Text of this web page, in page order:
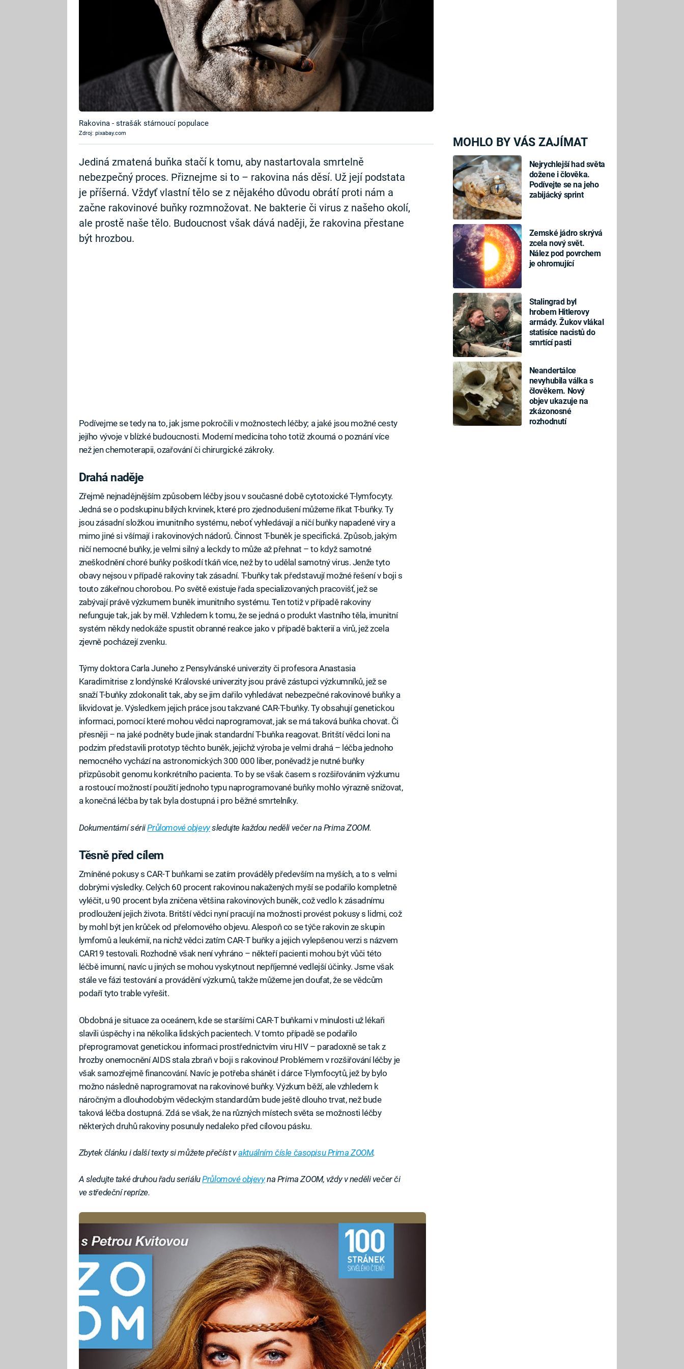
MOHLO BY VÁS ZAJÍMAT
Nejrychlejší had světa
dožene i člověka.
Podívejte se na jeho
zabijácký sprint
Zemské jádro skrývá
zcela nový svět.
Nález pod povrchem
je ohromující
Stalingrad byl
hrobem Hitlerovy
armády. Žukov vlákal
statisíce nacistů do
smrtící pasti
Neandertálce
nevyhubila válka s
člověkem. Nový
objev ukazuje na
zkázonosné
rozhodnutí
Rakovina - strašák stárnoucí populace
Zdroj: pixabay.com
Jediná zmatená buňka stačí k tomu, aby nastartovala smrtelně
nebezpečný proces. Přiznejme si to – rakovina nás děsí. Už její podstata
je příšerná. Vždyť vlastní tělo se z nějakého důvodu obrátí proti nám a
začne rakovinové buňky rozmnožovat. Ne bakterie či virus z našeho okolí,
ale prostě naše tělo. Budoucnost však dává naději, že rakovina přestane
být hrozbou.
Podívejme se tedy na to, jak jsme pokročili v možnostech léčby; a jaké jsou možné cesty
jejího vývoje v blízké budoucnosti. Moderní medicína toho totiž zkoumá o poznání více
než jen chemoterapii, ozařování či chirurgické zákroky.
Drahá naděje
Zřejmě nejnadějnějším způsobem léčby jsou v současné době cytotoxické T-lymfocyty.
Jedná se o podskupinu bílých krvinek, které pro zjednodušení můžeme říkat T-buňky. Ty
jsou zásadní složkou imunitního systému, neboť vyhledávají a ničí buňky napadené viry a
mimo jiné si všímají i rakovinových nádorů. Činnost T-buněk je specifická. Způsob, jakým
ničí nemocné buňky, je velmi silný a leckdy to může až přehnat – to když samotné
zneškodnění choré buňky poškodí tkáň více, než by to udělal samotný virus. Jenže tyto
obavy nejsou v případě rakoviny tak zásadní. T-buňky tak představují možné řešení v boji s
touto zákeřnou chorobou. Po světě existuje řada specializovaných pracovišť, jež se
zabývají právě výzkumem buněk imunitního systému. Ten totiž v případě rakoviny
nefunguje tak, jak by měl. Vzhledem k tomu, že se jedná o produkt vlastního těla, imunitní
systém někdy nedokáže spustit obranné reakce jako v případě bakterií a virů, jež zcela
zjevně pocházejí zvenku.
Týmy doktora Carla Juneho z Pensylvánské univerzity či profesora Anastasia
Karadimitrise z londýnské Královské univerzity jsou právě zástupci výzkumníků, jež se
snaží T-buňky zdokonalit tak, aby se jim dařilo vyhledávat nebezpečné rakovinové buňky a
likvidovat je. Výsledkem jejich práce jsou takzvané CAR-T-buňky. Ty obsahují genetickou
informaci, pomocí které mohou vědci naprogramovat, jak se má taková buňka chovat. Či
přesněji – na jaké podněty bude jinak standardní T-buňka reagovat. Britští vědci loni na
podzim představili prototyp těchto buněk, jejichž výroba je velmi drahá – léčba jednoho
nemocného vychází na astronomických 300 000 liber, poněvadž je nutné buňky
přizpůsobit genomu konkrétního pacienta. To by se však časem s rozšiřováním výzkumu
a rostoucí možností použití jednoho typu naprogramované buňky mohlo výrazně snižovat,
a konečná léčba by tak byla dostupná i pro běžné smrtelníky.
Dokumentární sériiPrůlomové objevysledujte každou neděli večer na Prima ZOOM.
Těsně před cílem
Zmíněné pokusy s CAR-T buňkami se zatím prováděly především na myších, a to s velmi
dobrými výsledky. Celých 60 procent rakovinou nakažených myší se podařilo kompletně
vyléčit, u 90 procent byla zničena většina rakovinových buněk, což vedlo k zásadnímu
prodloužení jejich života. Britští vědci nyní pracují na možnosti provést pokusy s lidmi, což
by mohl být jen krůček od přelomového objevu. Alespoň co se týče rakovin ze skupin
lymfomů a leukémií, na nichž vědci zatím CAR-T buňky a jejich vylepšenou verzi s názvem
CAR19 testovali. Rozhodně však není vyhráno – někteří pacienti mohou být vůči této
léčbě imunní, navíc u jiných se mohou vyskytnout nepříjemné vedlejší účinky. Jsme však
stále ve fázi testování a provádění výzkumů, takže můžeme jen doufat, že se vědcům
podaří tyto trable vyřešit.
Obdobná je situace za oceánem, kde se staršími CAR-T buňkami v minulosti už lékaři
slavili úspěchy i na několika lidských pacientech. V tomto případě se podařilo
přeprogramovat genetickou informaci prostřednictvím viru HIV – paradoxně se tak z
hrozby onemocnění AIDS stala zbraň v boji s rakovinou! Problémem v rozšiřování léčby je
však samozřejmě financování. Navíc je potřeba shánět i dárce T-lymfocytů, jež by bylo
možno následně naprogramovat na rakovinové buňky. Výzkum běží, ale vzhledem k
náročným a dlouhodobým vědeckým standardům bude ještě dlouho trvat, než bude
taková léčba dostupná. Zdá se však, že na různých místech světa se možnosti léčby
některých druhů rakoviny posunuly nedaleko před cílovou pásku.
Zbytek článku i další texty si můžete přečíst vaktuálním čísle časopisu Prima ZOOM.
A sledujte také druhou řadu seriáluPrůlomové objevyna Prima ZOOM, vždy v neděli večer či
ve středeční repríze.